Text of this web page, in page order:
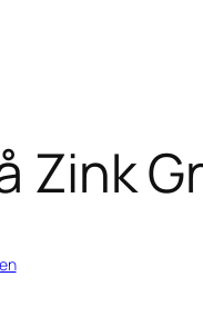
Zink